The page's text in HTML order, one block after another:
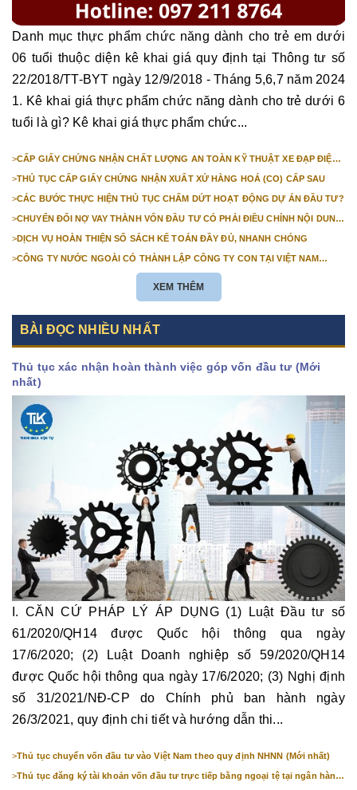
Danh mục thực phẩm chức năng dành cho trẻ em dưới
06 tuổi thuộc diện kê khai giá quy định tại Thông tư số
22/2018/TT-BYT ngày 12/9/2018 - Tháng 5,6,7 năm 2024
1. Kê khai giá thực phẩm chức năng dành cho trẻ dưới 6
tuổi là gì? Kê khai giá thực phẩm chức...
>CẤP GIẤY CHỨNG NHẬN CHẤT LƯỢNG AN TOÀN KỸ THUẬT XE ĐẠP ĐIỆN
>THỦ TỤC CẤP GIẤY CHỨNG NHẬN XUẤT XỨ HÀNG HOÁ (CO) CẤP SAU
>CÁC BƯỚC THỰC HIỆN THỦ TỤC CHẤM DỨT HOẠT ĐỘNG DỰ ÁN ĐẦU TƯ?
>CHUYỂN ĐỔI NỢ VAY THÀNH VỐN ĐẦU TƯ CÓ PHẢI ĐIỀU CHỈNH NỘI DUNG
>DỊCH VỤ HOÀN THIỆN SỔ SÁCH KẾ TOÁN ĐẦY ĐỦ, NHANH CHÓNG
>CÔNG TY NƯỚC NGOÀI CÓ THÀNH LẬP CÔNG TY CON TẠI VIỆT NAM
XEM THÊM
BÀI ĐỌC NHIỀU NHẤT
Thủ tục xác nhận hoàn thành việc góp vốn đầu tư (Mới
nhất)
I. CĂN CỨ PHÁP LÝ ÁP DỤNG (1) Luật Đầu tư số
61/2020/QH14 được Quốc hội thông qua ngày
17/6/2020; (2) Luật Doanh nghiệp số 59/2020/QH14
được Quốc hội thông qua ngày 17/6/2020; (3) Nghị định
số 31/2021/NĐ-CP do Chính phủ ban hành ngày
26/3/2021, quy định chi tiết và hướng dẫn thi...
>Thủ tục chuyển vốn đầu tư vào Việt Nam theo quy định NHNN (Mới nhất)
>Thủ tục đăng ký tài khoản vốn đầu tư trực tiếp bằng ngoại tệ tại ngân hàng